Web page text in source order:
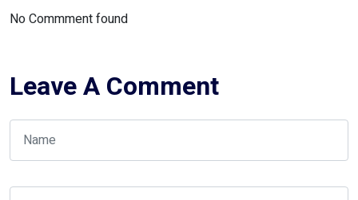
No Commment found
Leave A Comment